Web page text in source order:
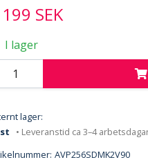
SEK
I lager
lager:
• Leveranstid ca 3–4
AVP256SDMK2V90